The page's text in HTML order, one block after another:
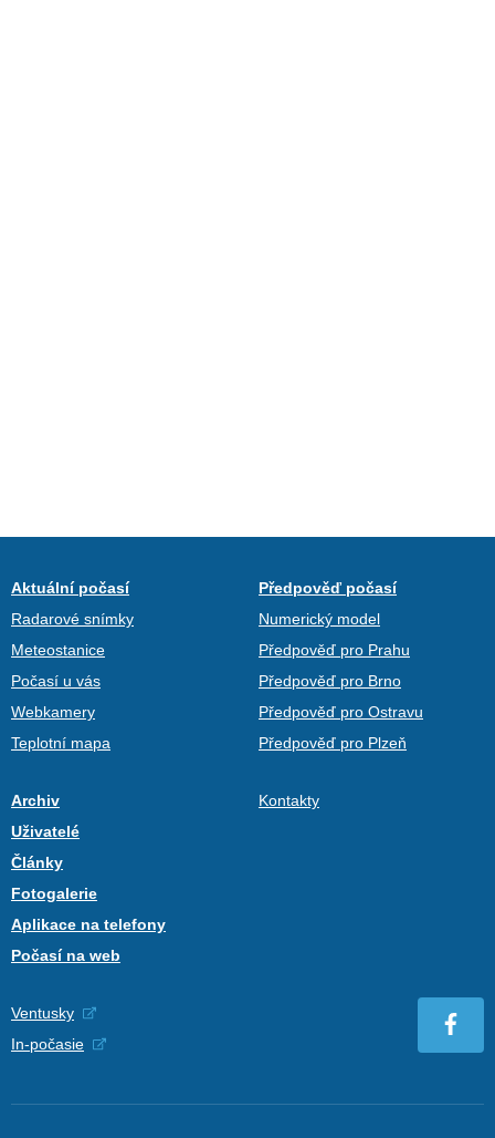
Aktuální počasí
Radarové snímky
Meteostanice
Počasí u vás
Webkamery
Teplotní mapa
Předpověď počasí
Numerický model
Předpověď pro Prahu
Předpověď pro Brno
Předpověď pro Ostravu
Předpověď pro Plzeň
Archiv
Uživatelé
Články
Fotogalerie
Aplikace na telefony
Počasí na web
Kontakty
Ventusky
In-počasie